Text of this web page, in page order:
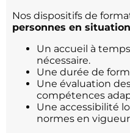
Nos dispositifs de
personnes en
Un accueil à
nécessaire.
Une durée de
Une évaluation
compétences
Une accessibilité
normes en